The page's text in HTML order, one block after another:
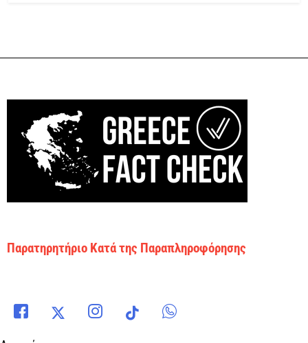
Παρατηρητήριο Κατά της Παραπληροφόρησης